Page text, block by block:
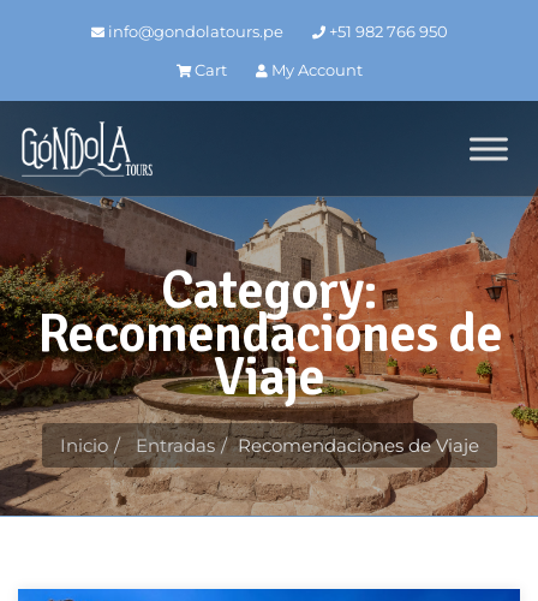
info@gondolatours.pe
+51 982 766 950
Cart
My Account
Category:
Recomendaciones de
Viaje
Inicio Entradas Recomendaciones de Viaje